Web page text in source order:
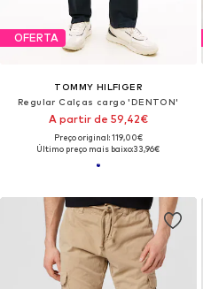
OFERTA
TOMMY HILFIGER
Regular Calças cargo 'DENTON'
A partir de 59,42€
Preço original: 119,00€
Último preço mais baixo:33,96€